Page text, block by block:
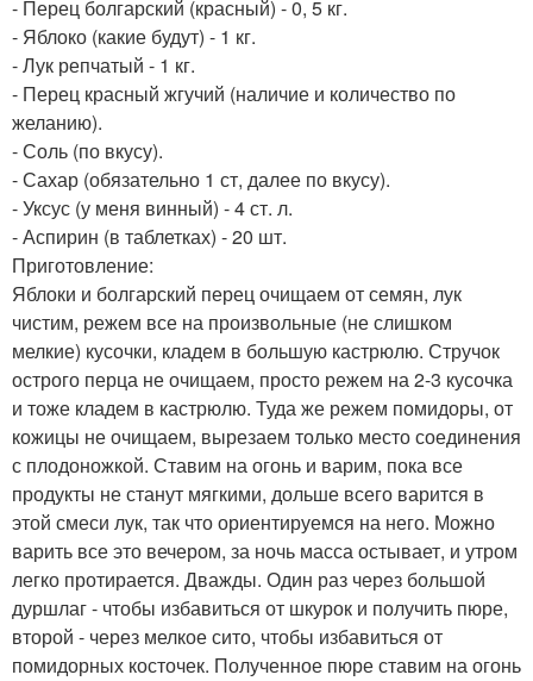
- Перец болгарский (красный) - 0, 5 кг.
- Яблоко (какие будут) - 1 кг.
- Лук репчатый - 1 кг.
- Перец красный жгучий (наличие и количество по
желанию).
- Соль (по вкусу).
- Сахар (обязательно 1 ст, далее по вкусу).
- Уксус (у меня винный) - 4 ст. л.
- Аспирин (в таблетках) - 20 шт.
Приготовление:
Яблоки и болгарский перец очищаем от семян, лук
чистим, режем все на произвольные (не слишком
мелкие) кусочки, кладем в большую кастрюлю. Стручок
острого перца не очищаем, просто режем на 2-3 кусочка
и тоже кладем в кастрюлю. Туда же режем помидоры, от
кожицы не очищаем, вырезаем только место соединения
с плодоножкой. Ставим на огонь и варим, пока все
продукты не станут мягкими, дольше всего варится в
этой смеси лук, так что ориентируемся на него. Можно
варить все это вечером, за ночь масса остывает, и утром
легко протирается. Дважды. Один раз через большой
дуршлаг - чтобы избавиться от шкурок и получить пюре,
второй - через мелкое сито, чтобы избавиться от
помидорных косточек. Полученное пюре ставим на огонь